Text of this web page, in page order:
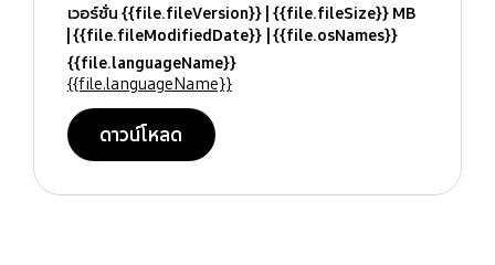
เวอร์ชั่น {{file.fileVersion}} {{file.fileSize}} MB
{{file.fileModifiedDate}} {{file.osNames}}
{{file.languageName}}
{{file.languageName}}
ดาวน์โหลด